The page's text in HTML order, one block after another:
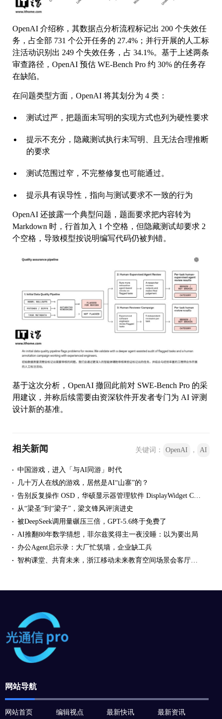
OpenAI 介绍称，其数据点分析流程标记出 200 个失效任
务，占全部 731 个公开任务的 27.4%；并行开展的人工标
注活动识别出 249 个失效任务，占 34.1%。基于上述两条
审查路径，OpenAI 预估 WE-Bench Pro 约 30% 的任务存
在缺陷。
在问题类型方面，OpenAI 将其划分为 4 类：
测试过严，把题面未写明的实现方式也列为硬性要求
提示不充分，隐藏测试执行未写明、且无法合理推断
的要求
测试范围过窄，不完整修复也可能通过。
提示具有误导性，指向与测试要求不一致的行为
OpenAI 还披露一个典型问题，题面要求把内容转为
Markdown 时，行首加入 1 个空格，但隐藏测试却要求 2
个空格，导致模型按说明编写代码仍被判错。
基于这次分析，OpenAI 撤回此前对 SWE-Bench Pro 的采
用建议，并称后续需要由资深软件开发者专门为 AI 评测
设计新的基准。
相关新闻 关键词： OpenAI ， AI
中国游戏，进入「与AI同游」时代
几十万人在线的游戏，居然是AI“山寨”的？
从“梁圣”到“梁子”，梁文锋风评演进史
被DeepSeek调用量碾压三倍，GPT-5.6终于免费了
AI推翻80年数学猜想，菲尔兹奖得主一夜没睡：以为要出局
办公Agent启示录：大厂忙筑墙，企业缺工兵
网站导航
网站首页 编辑视点 最新快讯 最新资讯